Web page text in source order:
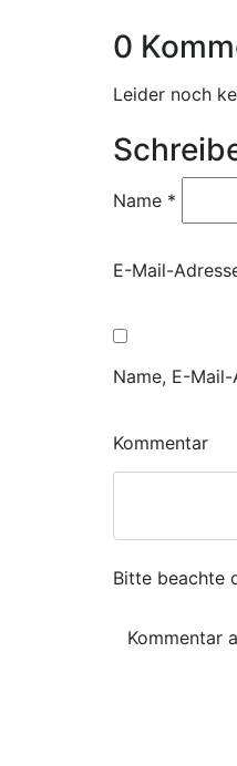
0
Leider noch
Name *
E-Mail-
Name, E-
Kommentar
Bitte beachte